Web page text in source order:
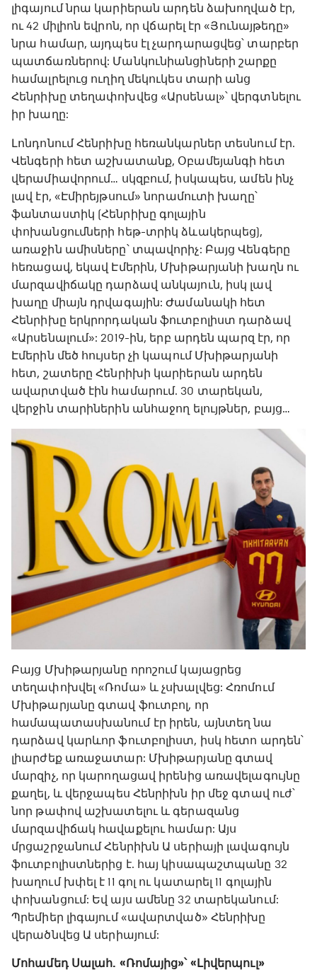
լիգայում նրա կարիերան արդեն ձախողված էր,
ու 42 միլիոն եվրոն, որ վճարել էր «Յունայթեդը»
նրա համար, այդպես էլ չարդարացվեց՝ տարբեր
պատճառներով: Մանկունիանցիների շարքը
համալրելուց ուղիղ մեկուկես տարի անց
Հենրիխը տեղափոխվեց «Արսենալ»՝ վերգտնելու
իր խաղը:
Լոնդոնում Հենրիխը հեռանկարներ տեսնում էր.
Վենգերի հետ աշխատանք, Օբամեյանգի հետ
վերամիավորում… սկզբում, իսկապես, ամեն ինչ
լավ էր, «Էմիրեյթսում» նորամուտի խաղը՝
ֆանտաստիկ (Հենրիխը գոլային
փոխանցումների հեթ-տրիկ ձևակերպեց),
առաջին ամիսները՝ տպավորիչ: Բայց Վենգերը
հեռացավ, եկավ Էմերին, Մխիթարյանի խաղն ու
մարզավիճակը դարձավ անկայուն, իսկ լավ
խաղը միայն դրվագային: Ժամանակի հետ
Հենրիխը երկրորդական ֆուտբոլիստ դարձավ
«Արսենալում»: 2019-ին, երբ արդեն պարզ էր, որ
Էմերին մեծ հույսեր չի կապում Մխիթարյանի
հետ, շատերը Հենրիխի կարիերան արդեն
ավարտված էին համարում. 30 տարեկան,
վերջին տարիներին անհաջող ելույթներ, բայց…
Բայց Մխիթարյանը որոշում կայացրեց
տեղափոխվել «Ռոմա» և չսխալվեց: Հռոմում
Մխիթարյանը գտավ ֆուտբոլ, որ
համապատասխանում էր իրեն, այնտեղ նա
դարձավ կարևոր ֆուտբոլիստ, իսկ հետո արդեն՝
լիարժեք առաջատար: Մխիթարյանը գտավ
մարզիչ, որ կարողացավ իրենից առավելագույնը
քաղել, և վերջապես Հենրիխն իր մեջ գտավ ուժ՝
նոր թափով աշխատելու և գերազանց
մարզավիճակ հավաքելու համար: Այս
մրցաշրջանում Հենրիխն Ա սերիայի լավագույն
ֆուտբոլիստներից է. հայ կիսապաշտպանը 32
խաղում խփել է 11 գոլ ու կատարել 11 գոլային
փոխանցում: Եվ այս ամենը 32 տարեկանում:
Պրեմիեր լիգայում «ավարտված» Հենրիխը
վերածնվեց Ա սերիայում:
Մոհամեդ Սալահ. «Ռոմայից»՝ «Լիվերպուլ»